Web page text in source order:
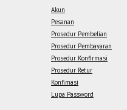
Akun
Pesanan
Prosedur Pembelian
Prosedur Pembayaran
Prosedur Konfirmasi
Prosedur Retur
Konfimasi
Lupa Password